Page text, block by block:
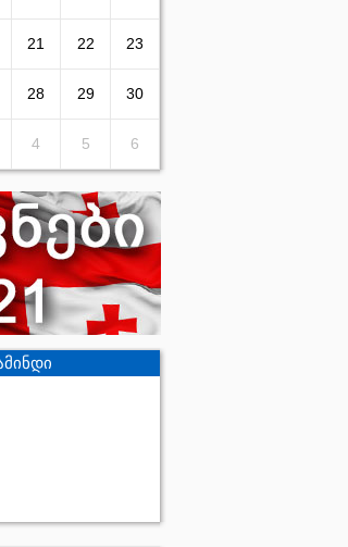
21 22 23
28 29 30
4 5 6